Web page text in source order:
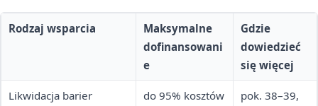
Rodzaj wsparcia
Maksymalne
dofinansowani
e
Gdzie
dowiedzieć
się więcej
Likwidacja barier
do 95% kosztów
pok. 38–39,